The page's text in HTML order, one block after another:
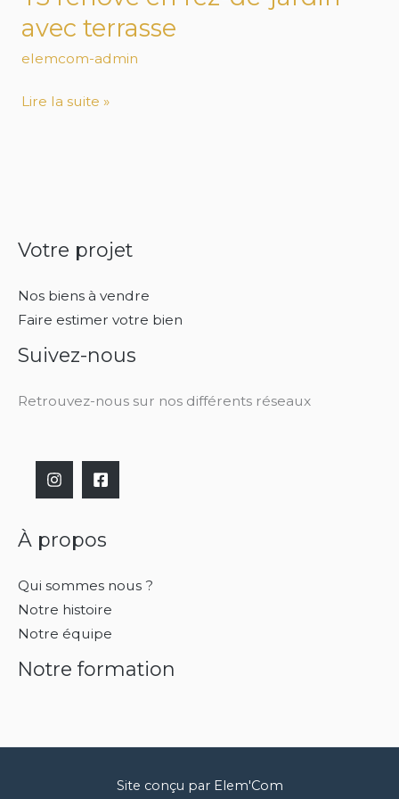
avec terrasse
elemcom-admin
Lire la suite »
Votre projet
Nos biens à vendre
Faire estimer votre bien
Suivez-nous
Retrouvez-nous sur nos différents réseaux
À propos
Qui sommes nous ?
Notre histoire
Notre équipe
Notre formation
Site conçu par Elem'Com